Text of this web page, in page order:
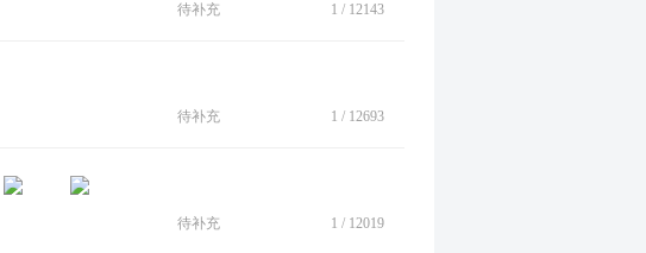
待补充 1 / 12143
待补充 1 / 12693
待补充 1 / 12019